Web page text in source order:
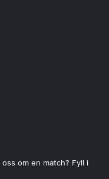
om en match? Fyll i